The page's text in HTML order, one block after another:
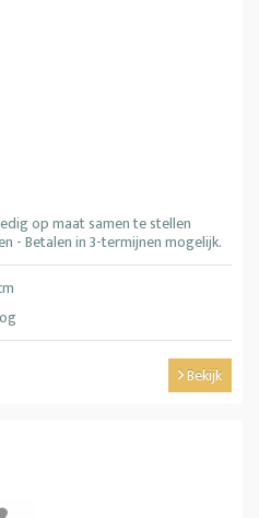
op maat samen te stellen
- Betalen in 3-termijnen mogelijk.
Bekijk